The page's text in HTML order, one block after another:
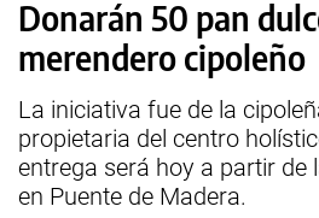
Donarán 50 pan
merendero cipoleño
La iniciativa fue de la
propietaria del centro
entrega será hoy a partir de
en Puente de Madera.